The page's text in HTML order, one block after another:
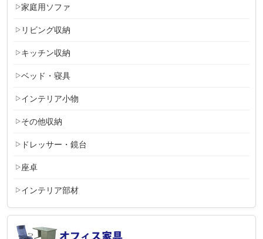
家庭用ソファ
リビング収納
キッチン収納
ベッド・寝具
インテリア小物
その他収納
ドレッサー・鏡台
座卓
インテリア部材